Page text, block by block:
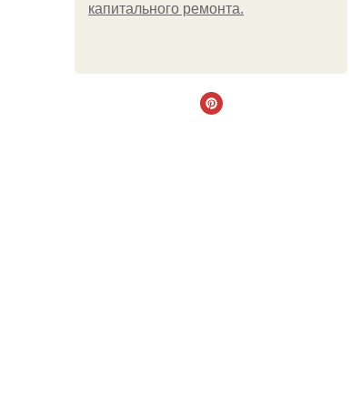
капитального ремонта.